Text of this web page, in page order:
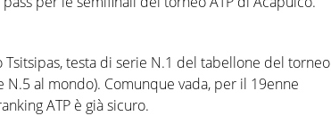
Tsitsipas, testa di serie N.1 del tabellone del torneo
N.5 al mondo). Comunque vada, per il 19enne
ATP è già sicuro.